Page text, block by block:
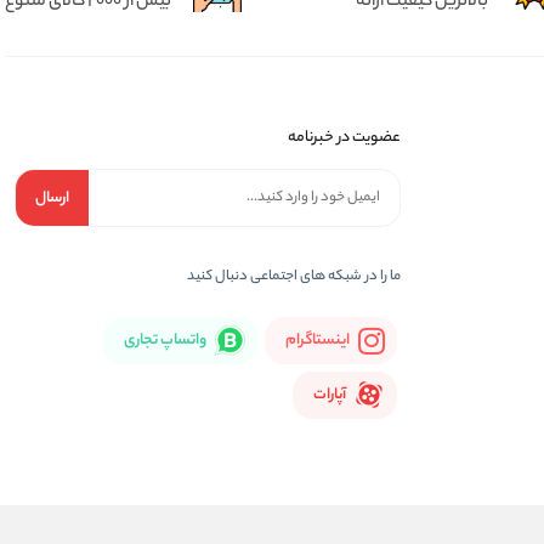
عضویت در خبرنامه
ارسال
ما را در شبكه های اجتماعی دنبال کنید
اینستاگرام واتساپ تجاری
آپارات